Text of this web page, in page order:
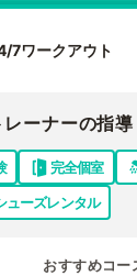
7ワークアウト
ーナーの指導
完全個室
ューズレンタル
おすすめコー